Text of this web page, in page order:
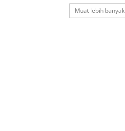
Muat lebih banyak